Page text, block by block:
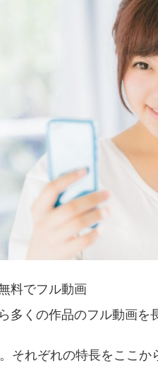
料でフル動画
多くの作品のフル動画を
それぞれの特長をここか